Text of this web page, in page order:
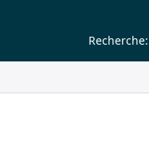
Recherche: